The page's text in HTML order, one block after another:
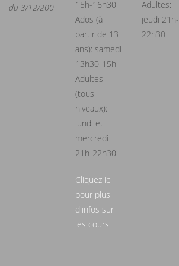
du 3/12/200
15h-16h30
Ados (à
partir de 13
ans): samedi
13h30-15h
Adultes
(tous
niveaux):
lundi et
mercredi
21h-22h30
Cliquez ici
pour plus
d'infos sur
les cours
Adultes:
jeudi 21h-
22h30